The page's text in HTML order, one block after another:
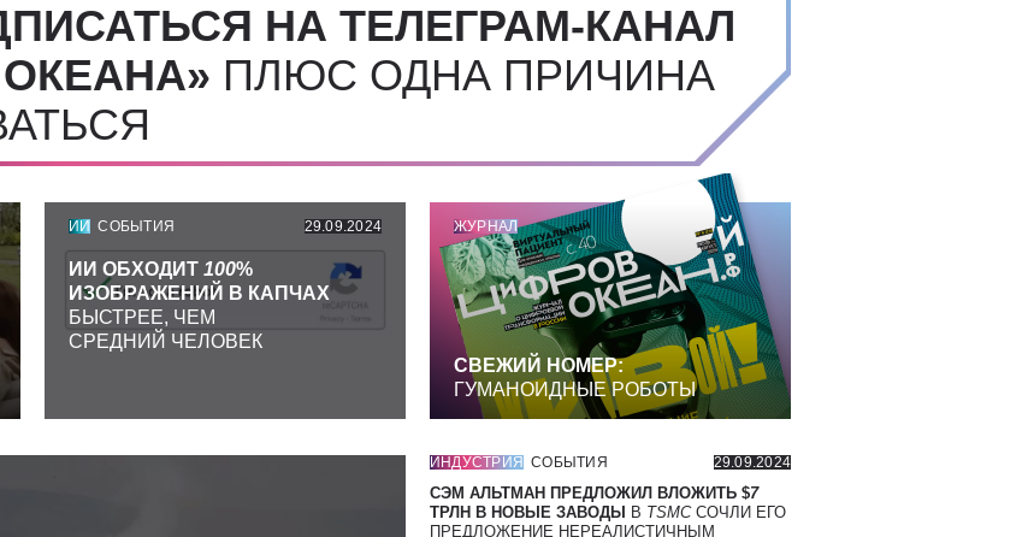
НА ТЕЛЕГРАМ-КАНАЛ
ПЛЮС ОДНА ПРИЧИНА
ИИ СОБЫТИЯ 29.09.2024
ИИ ОБХОДИТ 100%
ИЗОБРАЖЕНИЙ В КАПЧАХ
БЫСТРЕЕ, ЧЕМ
СРЕДНИЙ ЧЕЛОВЕК
ЖУРНАЛ
СВЕЖИЙ НОМЕР:
ГУМАНОИДНЫЕ РОБОТЫ
ИНДУСТРИЯ СОБЫТИЯ 29.09.2024
СЭМ АЛЬТМАН ПРЕДЛОЖИЛ ВЛОЖИТЬ $7
ТРЛН В НОВЫЕ ЗАВОДЫ
В TSMC СОЧЛИ ЕГО
ПРЕДЛОЖЕНИЕ НЕРЕАЛИСТИЧНЫМ